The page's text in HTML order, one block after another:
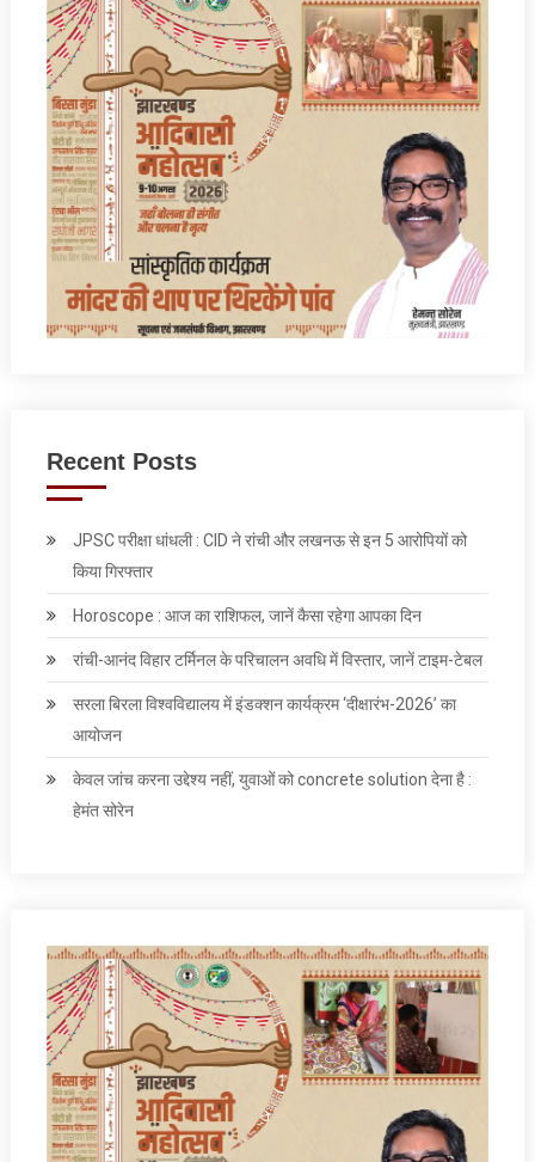
Recent Posts
JPSC परीक्षा धांधली : CID ने रांची और लखनऊ से इन 5 आरोपियों को
किया गिरफ्तार
Horoscope : आज का राशिफल, जानें कैसा रहेगा आपका दिन
रांची-आनंद विहार टर्मिनल के परिचालन अवधि में विस्तार, जानें टाइम-टेबल
सरला बिरला विश्वविद्यालय में इंडक्शन कार्यक्रम ‘दीक्षारंभ-2026’ का
आयोजन
केवल जांच करना उद्देश्‍य नहीं, युवाओं को concrete solution देना है :
हेमंत सोरेन